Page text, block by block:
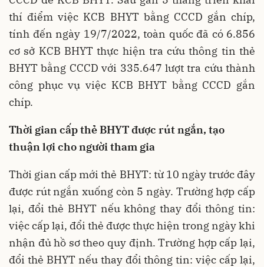
thí điểm việc KCB BHYT bằng CCCD gắn chíp,
tính đến ngày 19/7/2022, toàn quốc đã có 6.856
cơ sở KCB BHYT thực hiện tra cứu thông tin thẻ
BHYT bằng CCCD với 335.647 lượt tra cứu thành
công phục vụ việc KCB BHYT bằng CCCD gắn
chíp.
Thời gian cấp thẻ BHYT được rút ngắn, tạo
thuận lợi cho người tham gia
Thời gian cấp mới thẻ BHYT: từ 10 ngày trước đây
được rút ngắn xuống còn 5 ngày. Trường hợp cấp
lại, đổi thẻ BHYT nếu không thay đổi thông tin:
việc cấp lại, đổi thẻ được thực hiện trong ngày khi
nhận đủ hồ sơ theo quy định. Trường hợp cấp lại,
đổi thẻ BHYT nếu thay đổi thông tin: việc cấp lại,